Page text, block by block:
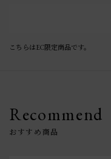
こちらはEC限定商品です。
Recommend